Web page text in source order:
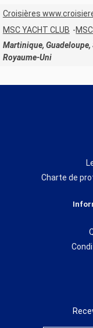
Croisières
MSC YACHT CLUB
Martinique,
Royaume-Uni
Charte de